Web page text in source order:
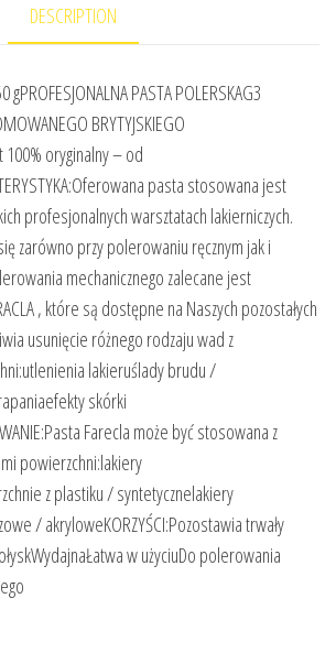
DESCRIPTION
PASTA POLERSKAG3
BRYTYJSKIEGO
100% oryginalny – od
pasta stosowana jest
profesjonalnych warsztatach lakierniczych.
zarówno przy polerowaniu ręcznym jak i
mechanicznego zalecane jest
, które są dostępne na Naszych pozostałych
usunięcie różnego rodzaju wad z
lakieruślady brudu /
skórki
Farecla może być stosowana z
powierzchni:lakiery
z plastiku / syntetycznelakiery
/ akryloweKORZYŚCI:Pozostawia trwały
w użyciuDo polerowania